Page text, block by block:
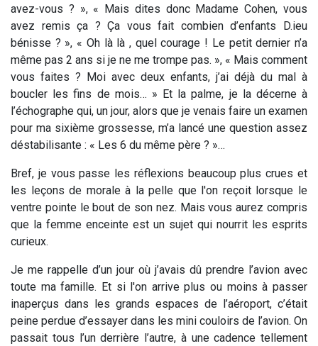
avez-vous ? », « Mais dites donc Madame Cohen, vous
avez remis ça ? Ça vous fait combien d’enfants D.ieu
bénisse ? », « Oh là là , quel courage ! Le petit dernier n’a
même pas 2 ans si je ne me trompe pas. », « Mais comment
vous faites ? Moi avec deux enfants, j’ai déjà du mal à
boucler les fins de mois… » Et la palme, je la décerne à
l’échographe qui, un jour, alors que je venais faire un examen
pour ma sixième grossesse, m’a lancé une question assez
déstabilisante : « Les 6 du même père ? »…
Bref, je vous passe les réflexions beaucoup plus crues et
les leçons de morale à la pelle que l'on reçoit lorsque le
ventre pointe le bout de son nez. Mais vous aurez compris
que la femme enceinte est un sujet qui nourrit les esprits
curieux.
Je me rappelle d’un jour où j’avais dû prendre l’avion avec
toute ma famille. Et si l'on arrive plus ou moins à passer
inaperçus dans les grands espaces de l’aéroport, c’était
peine perdue d’essayer dans les mini couloirs de l’avion. On
passait tous l’un derrière l’autre, à une cadence tellement